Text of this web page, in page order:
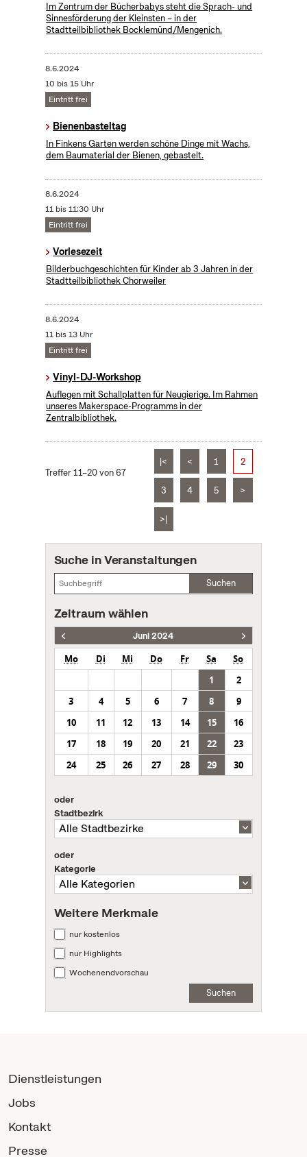
Im Zentrum der Bücherbabys steht die Sprach- und
Sinnesförderung der Kleinsten – in der
Stadtteilbibliothek Bocklemünd/Mengenich.
8.6.2024
10 bis 15 Uhr
Eintritt frei
Bienenbasteltag
In Finkens Garten werden schöne Dinge mit Wachs,
dem Baumaterial der Bienen, gebastelt.
8.6.2024
11 bis 11:30 Uhr
Eintritt frei
Vorlesezeit
Bilderbuchgeschichten für Kinder ab 3 Jahren in der
Stadtteilbibliothek Chorweiler
8.6.2024
11 bis 13 Uhr
Eintritt frei
Vinyl-DJ-Workshop
Auflegen mit Schallplatten für Neugierige. Im Rahmen
unseres Makerspace-Programms in der
Zentralbibliothek.
Treffer 11–20 von 67
|< < 1 2
3 4 5 >
>|
Suche in Veranstaltungen
Suchen
Zeitraum wählen
Juni 2024
Mo Di Mi Do Fr Sa
So
1
2
3
4 5 6 7 8
9
10
11 12 13 14 15
16
17
18 19 20 21 22
23
24
25 26 27 28 29 30
oder
Stadtbezirk
oder
Kategorie
Weitere Merkmale
nur kostenlos
nur Highlights
Wochenendvorschau
Suchen
Dienstleistungen
Jobs
Kontakt
Presse